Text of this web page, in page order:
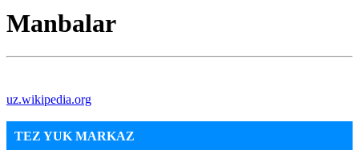
Manbalar
uz.wikipedia.org
TEZ YUK MARKAZ